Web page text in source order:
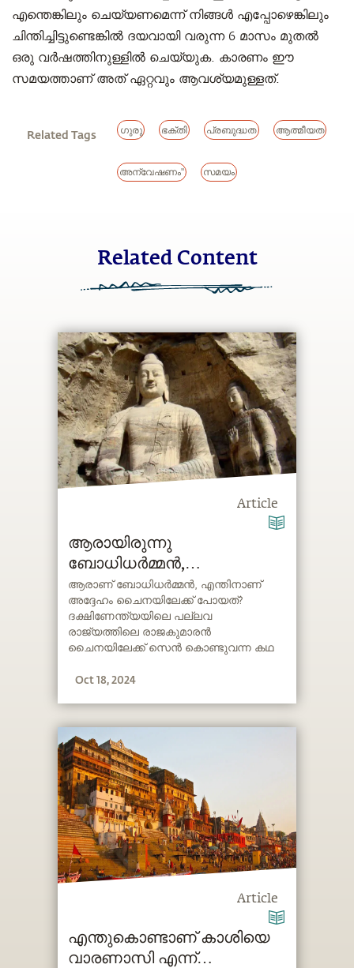
എന്തെങ്കിലും ചെയ്യണമെന്ന് നിങ്ങൾ എപ്പോഴെങ്കിലും
ചിന്തിച്ചിട്ടുണ്ടെങ്കിൽ ദയവായി വരുന്ന 6 മാസം മുതൽ
ഒരു വർഷത്തിനുള്ളിൽ ചെയ്യുക. കാരണം ഈ
സമയത്താണ് അത് ഏറ്റവും ആവശ്യമുള്ളത്.
Related Tags ഗുരു ഭക്തി പ്രബുദ്ധത ആത്മീയത
അന്വേഷണം" സമയം
Related Content
Article
ആരായിരുന്നു
ബോധിധർമ്മൻ,
എന്തുകൊണ്ടാണ് അദ്ദേഹം
ചൈനയിലേക്ക് പോയത്?
ആരാണ് ബോധിധർമ്മൻ, എന്തിനാണ്
അദ്ദേഹം ചൈനയിലേക്ക് പോയത്?
ദക്ഷിണേന്ത്യയിലെ പല്ലവ
രാജ്യത്തിലെ രാജകുമാരൻ
ചൈനയിലേക്ക് സെൻ കൊണ്ടുവന്ന കഥ
Oct 18, 2024
Article
എന്തുകൊണ്ടാണ് കാശിയെ
വാരണാസി എന്ന്